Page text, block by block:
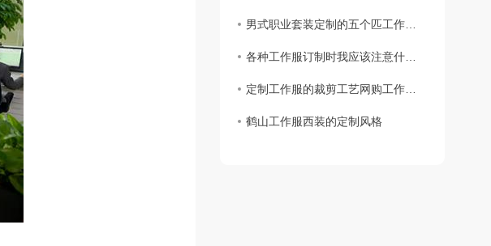
男式职业套装定制的五个匹工作服裙底配点
各种工作服订制时我应该注意什么？
定制工作服的裁剪工艺网购工作服要求
鹤山工作服西装的定制风格